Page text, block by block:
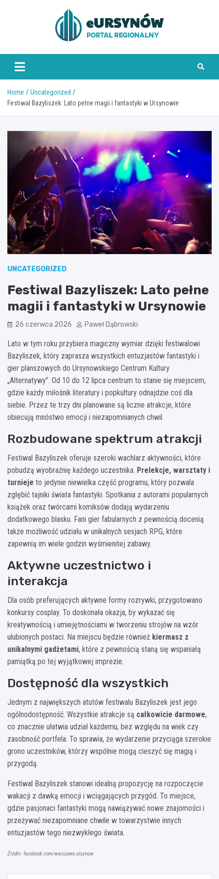
Home
Uncategorized
Festiwal Bazyliszek: Lato pełne magii i fantastyki w Ursynowie
UNCATEGORIZED
Festiwal Bazyliszek: Lato pełne
magii i fantastyki w Ursynowie
26 czerwca 2026 Paweł Dąbrowski
Lato w tym roku przybiera magiczny wymiar dzięki festiwalowi
Bazyliszek, który zaprasza wszystkich entuzjastów fantastyki i
gier planszowych do Ursynowskiego Centrum Kultury
„Alternatywy”. Od 10 do 12 lipca centrum to stanie się miejscem,
gdzie każdy miłośnik literatury i popkultury odnajdzie coś dla
siebie. Przez te trzy dni planowane są liczne atrakcje, które
obiecują mnóstwo emocji i niezapomnianych chwil.
Rozbudowane spektrum atrakcji
Festiwal Bazyliszek oferuje szeroki wachlarz aktywności, które
pobudzą wyobraźnię każdego uczestnika. Prelekcje, warsztaty i
turnieje to jedynie niewielka część programu, który pozwala
zgłębić tajniki świata fantastyki. Spotkania z autorami popularnych
książek oraz twórcami komiksów dodają wydarzeniu
dodatkowego blasku. Fani gier fabularnych z pewnością docenią
także możliwość udziału w unikalnych sesjach RPG, które
zapewnią im wiele godzin wyśmienitej zabawy.
Aktywne uczestnictwo i
interakcja
Dla osób preferujących aktywne formy rozrywki, przygotowano
konkursy cosplay. To doskonała okazja, by wykazać się
kreatywnością i umiejętnościami w tworzeniu strojów na wzór
ulubionych postaci. Na miejscu będzie również kiermasz z
unikalnymi gadżetami, które z pewnością staną się wspaniałą
pamiątką po tej wyjątkowej imprezie.
Dostępność dla wszystkich
Jednym z największych atutów festiwalu Bazyliszek jest jego
ogólnodostępność. Wszystkie atrakcje są całkowicie darmowe,
co znacznie ułatwia udział każdemu, bez względu na wiek czy
zasobność portfela. To sprawia, że wydarzenie przyciąga szerokie
grono uczestników, którzy wspólnie mogą cieszyć się magią i
przygodą.
Festiwal Bazyliszek stanowi idealną propozycję na rozpoczęcie
wakacji z dawką emocji i wciągających przygód. To miejsce,
gdzie pasjonaci fantastyki mogą nawiązywać nowe znajomości i
przeżywać niezapomniane chwile w towarzystwie innych
entuzjastów tego niezwykłego świata.
Źródło: facebook.com/warszawa.ursynow